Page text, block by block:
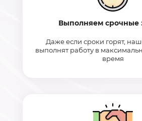
Выполняем срочные
Даже если сроки горят,
выполнят работу в
время